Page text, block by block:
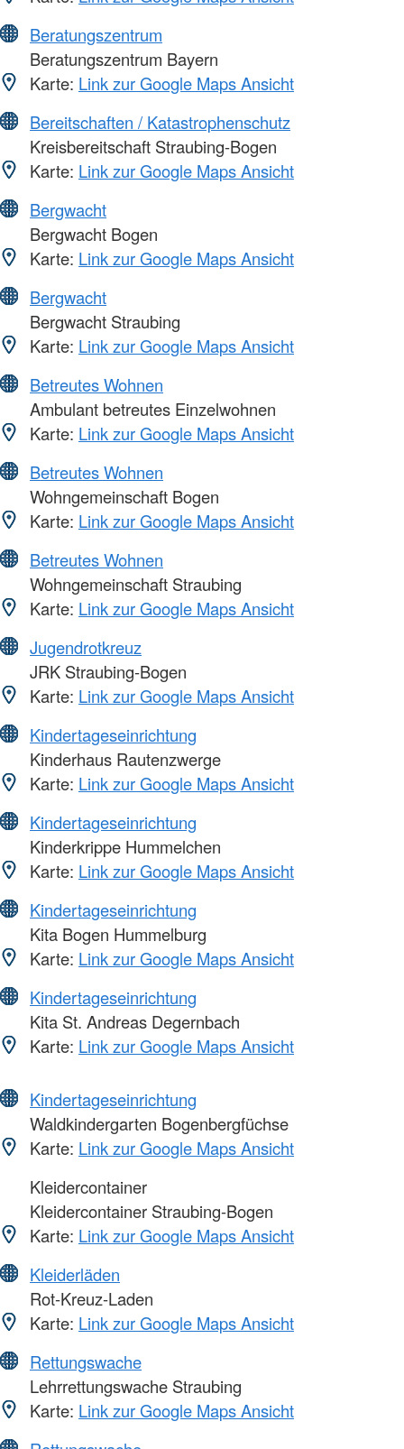
Beratungszentrum
Beratungszentrum Bayern
Karte: Link zur Google Maps Ansicht
Bereitschaften / Katastrophenschutz
Kreisbereitschaft Straubing-Bogen
Karte: Link zur Google Maps Ansicht
Bergwacht
Bergwacht Bogen
Karte: Link zur Google Maps Ansicht
Bergwacht
Bergwacht Straubing
Karte: Link zur Google Maps Ansicht
Betreutes Wohnen
Ambulant betreutes Einzelwohnen
Karte: Link zur Google Maps Ansicht
Betreutes Wohnen
Wohngemeinschaft Bogen
Karte: Link zur Google Maps Ansicht
Betreutes Wohnen
Wohngemeinschaft Straubing
Karte: Link zur Google Maps Ansicht
Jugendrotkreuz
JRK Straubing-Bogen
Karte: Link zur Google Maps Ansicht
Kindertageseinrichtung
Kinderhaus Rautenzwerge
Karte: Link zur Google Maps Ansicht
Kindertageseinrichtung
Kinderkrippe Hummelchen
Karte: Link zur Google Maps Ansicht
Kindertageseinrichtung
Kita Bogen Hummelburg
Karte: Link zur Google Maps Ansicht
Kindertageseinrichtung
Kita St. Andreas Degernbach
Karte: Link zur Google Maps Ansicht
Kindertageseinrichtung
Waldkindergarten Bogenbergfüchse
Karte: Link zur Google Maps Ansicht
Kleidercontainer
Kleidercontainer Straubing-Bogen
Karte: Link zur Google Maps Ansicht
Kleiderläden
Rot-Kreuz-Laden
Karte: Link zur Google Maps Ansicht
Rettungswache
Lehrrettungswache Straubing
Karte: Link zur Google Maps Ansicht